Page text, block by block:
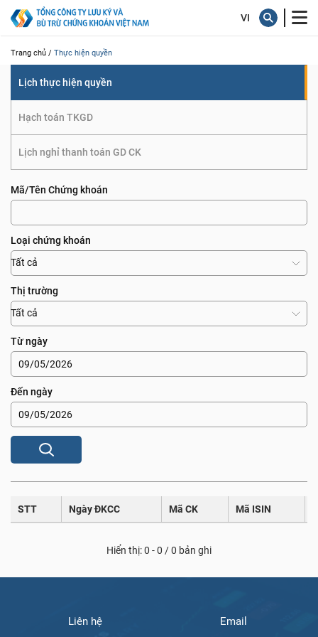
Trang chủ / Thực hiện quyền
Lịch thực hiện quyền
Hạch toán TKGD
Lịch nghỉ thanh toán GD CK
Mã/Tên Chứng khoán
Loại chứng khoán
Tất cả
Thị trường
Tất cả
Từ ngày
Đến ngày
STT Ngày ĐKCC Mã CK Mã ISIN
Hiển thị: 0 - 0 / 0 bản ghi
Liên hệ Email